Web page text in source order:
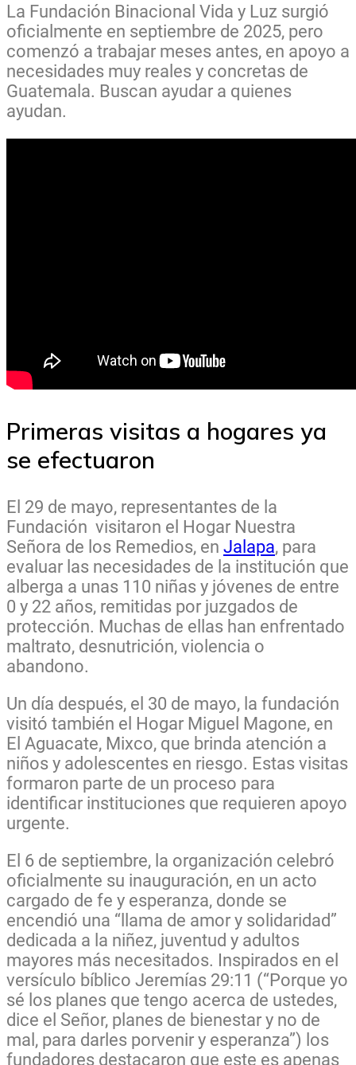
La Fundación Binacional Vida y Luz surgió
oficialmente en septiembre de 2025, pero
comenzó a trabajar meses antes, en apoyo a
necesidades muy reales y concretas de
Guatemala. Buscan ayudar a quienes
ayudan.
Primeras visitas a hogares ya
se efectuaron
El 29 de mayo, representantes de la
Fundación visitaron el Hogar Nuestra
Señora de los Remedios, en Jalapa, para
evaluar las necesidades de la institución que
alberga a unas 110 niñas y jóvenes de entre
0 y 22 años, remitidas por juzgados de
protección. Muchas de ellas han enfrentado
maltrato, desnutrición, violencia o
abandono.
Un día después, el 30 de mayo, la fundación
visitó también el Hogar Miguel Magone, en
El Aguacate, Mixco, que brinda atención a
niños y adolescentes en riesgo. Estas visitas
formaron parte de un proceso para
identificar instituciones que requieren apoyo
urgente.
El 6 de septiembre, la organización celebró
oficialmente su inauguración, en un acto
cargado de fe y esperanza, donde se
encendió una “llama de amor y solidaridad”
dedicada a la niñez, juventud y adultos
mayores más necesitados. Inspirados en el
versículo bíblico Jeremías 29:11 (“Porque yo
sé los planes que tengo acerca de ustedes,
dice el Señor, planes de bienestar y no de
mal, para darles porvenir y esperanza”) los
fundadores destacaron que este es apenas